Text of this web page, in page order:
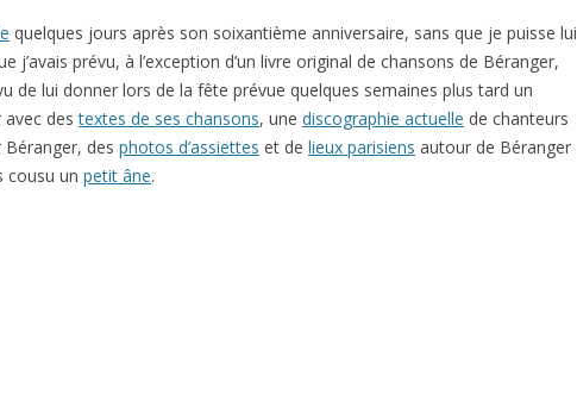
quelques jours après son soixantième anniversaire, sans que je puisse lui
j’avais prévu, à l’exception d’un livre original de chansons de Béranger,
de lui donner lors de la fête prévue quelques semaines plus tard un
avec destextes de ses chansons, une discographie actuelle de chanteurs
des photos d’assiettes et de lieux parisiens autour de Béranger
cousu un petit âne.